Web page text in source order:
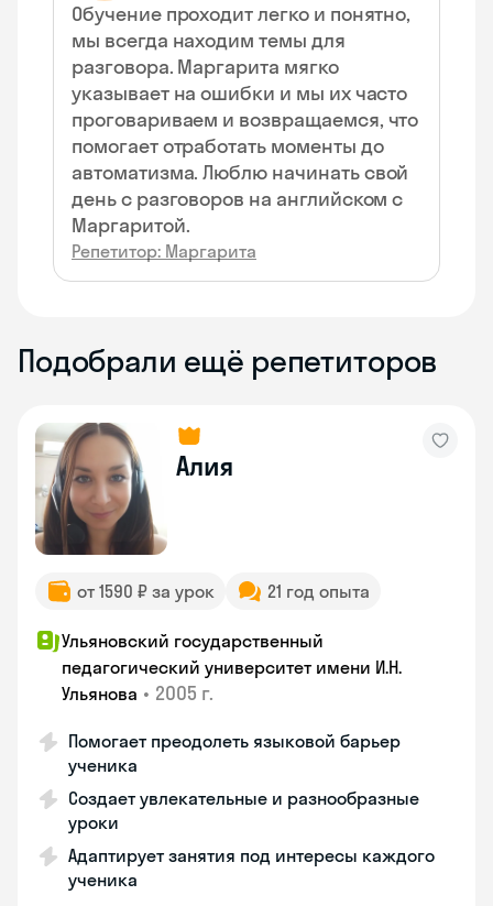
Обучение проходит легко и понятно,
мы всегда находим темы для
разговора. Маргарита мягко
указывает на ошибки и мы их часто
проговариваем и возвращаемся, что
помогает отработать моменты до
автоматизма. Люблю начинать свой
день с разговоров на английском с
Маргаритой.
Репетитор: Маргарита
Подобрали ещё репетиторов
Алия
от 1590 ₽ за урок 21 год опыта
Ульяновский государственный
педагогический университет имени И.Н.
Ульянова • 2005 г.
Помогает преодолеть языковой барьер
ученика
Создает увлекательные и разнообразные
уроки
Адаптирует занятия под интересы каждого
ученика